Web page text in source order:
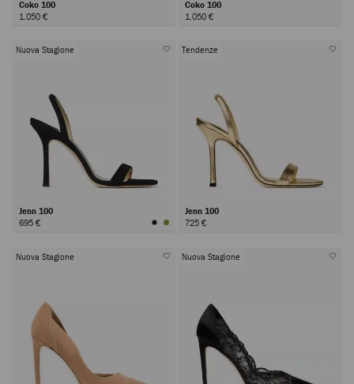
Coko 100
1.050 €
Coko 100
1.050 €
Nuova Stagione
Jenn 100
695 €
Tendenze
Jenn 100
725 €
Nuova Stagione Nuova Stagione